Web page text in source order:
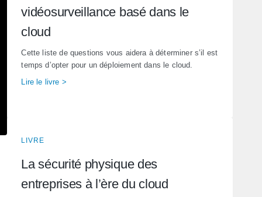
vidéosurveillance basé dans le
cloud
Cette liste de questions vous aidera à déterminer s’il est
temps d’opter pour un déploiement dans le cloud.
Lire le livre >
LIVRE
La sécurité physique des
entreprises à l’ère du cloud